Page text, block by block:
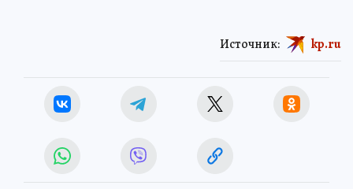
Источник: kp.ru